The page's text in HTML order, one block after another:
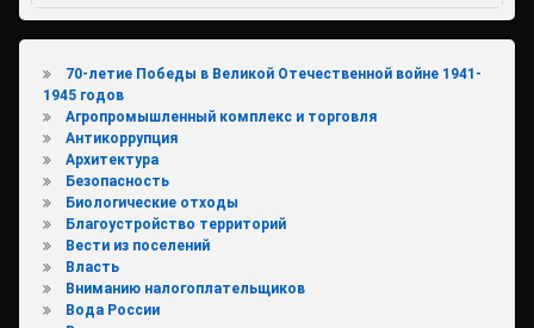
70-летие Победы в Великой Отечественной войне 1941-
1945 годов
Агропромышленный комплекс и торговля
Антикоррупция
Архитектура
Безопасность
Биологические отходы
Благоустройство территорий
Вести из поселений
Власть
Вниманию налогоплательщиков
Вода России